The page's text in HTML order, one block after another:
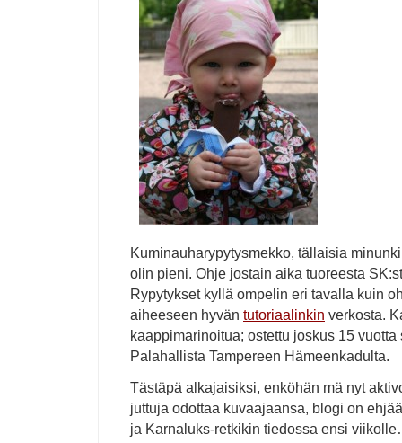
Kuminauharypytysmekko, tällaisia
olin pieni. Ohje jostain aika tuoreesta
Rypytykset kyllä ompelin eri tavalla kuin
aiheeseen hyvän tutoriaalinkin verkosta.
kaappimarinoitua; ostettu joskus 15
Palahallista Tampereen Hämeenkadulta.
Tästäpä alkajaisiksi, enköhän mä nyt
juttuja odottaa kuvaajaansa, blogi on
ja Karnaluks-retkikin tiedossa ensi